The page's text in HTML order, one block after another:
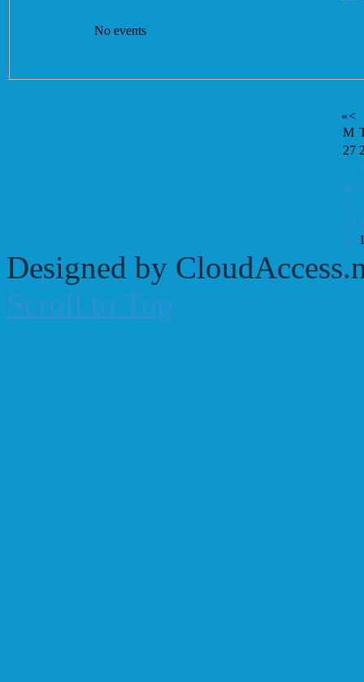
No events
«<
M
27
3
10
17
24
31
Designed by
Scroll to Top